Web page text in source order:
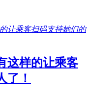
这样的让乘客
了！